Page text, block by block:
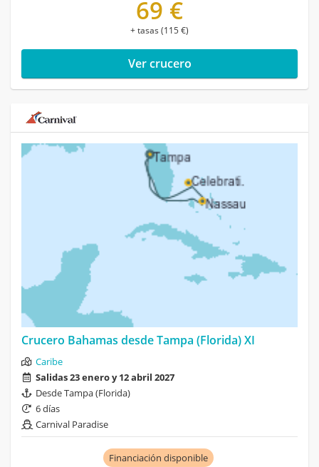
69 €
+ tasas (115 €)
Ver crucero
Crucero Bahamas desde Tampa (Florida) XI
Caribe
Salidas 23 enero y 12 abril 2027
Desde Tampa (Florida)
6 días
Carnival Paradise
Financiación disponible